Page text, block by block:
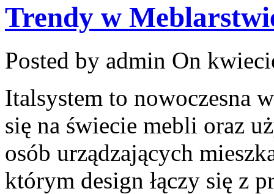
Trendy w
Posted by admin On
Italsystem to nowoczesna
się na świecie mebli oraz
osób urządzających
którym design łączy się z